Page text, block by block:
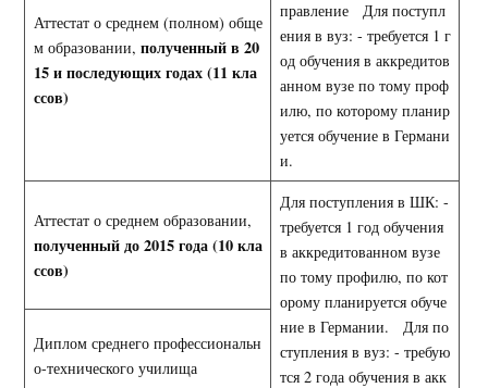
Аттестат о среднем (полном) обще
м образовании, полученный в 20
15 и последующих годах (11 кла
ссов)
правление Для поступл
ения в вуз: - требуется 1 г
од обучения в аккредитов
анном вузе по тому проф
илю, по которому планир
уется обучение в Германи
и.
Аттестат о среднем образовании,
полученный до 2015 года (10 кла
ссов)
Для поступления в ШК: -
требуется 1 год обучения
в аккредитованном вузе
по тому профилю, по кот
орому планируется обуче
ние в Германии. Для по
ступления в вуз: - требую
тся 2 года обучения в акк
Диплом среднего профессиональн
о-технического училища